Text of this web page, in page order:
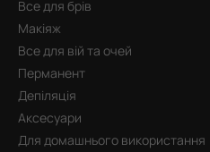
Все для брів
Макіяж
Все для вій та очей
Перманент
Депіляція
Аксесуари
Для домашнього використання